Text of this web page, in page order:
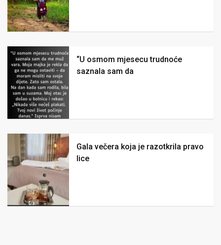
“U osmom mjesecu trudnoće
saznala sam da
Gala večera koja je razotkrila pravo
lice